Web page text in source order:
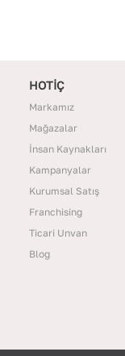
HOTİÇ
Markamız
Mağazalar
İnsan Kaynakları
Kampanyalar
Kurumsal Satış
Franchising
Ticari Unvan
Blog